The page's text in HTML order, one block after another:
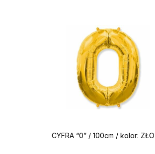
CYFRA “0” / 100cm / kolor: